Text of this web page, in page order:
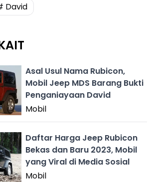
David
Asal Usul Nama Rubicon,
Mobil Jeep MDS Barang Bukti
Penganiayaan David
Mobil
Daftar Harga Jeep Rubicon
Bekas dan Baru 2023, Mobil
yang Viral di Media Sosial
Mobil